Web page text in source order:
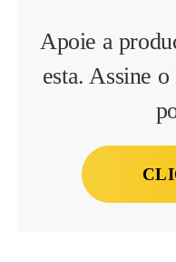
Apoie a
esta. Assine